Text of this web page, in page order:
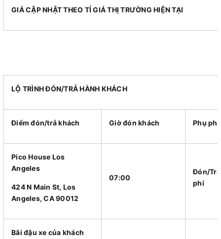
GIÁ CẬP NHẬT THEO TỈ GIÁ THỊ TRƯỜNG HIỆN TẠI
LỘ TRÌNH ĐÓN/TRẢ HÀNH KHÁCH
Điểm đón/trả khách Giờ đón khách Phụ phí
Pico House Los
Angeles
424 N Main St, Los
Angeles, CA 90012
07:00
Đón/
phí
Bãi đậu xe của khách